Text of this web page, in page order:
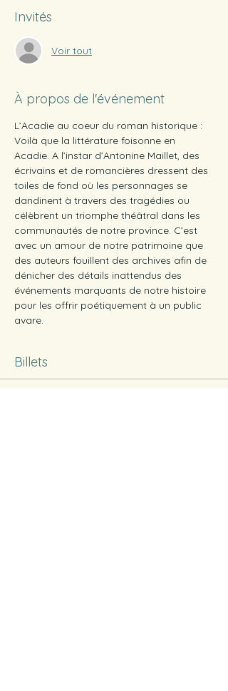
Invités
Voir tout
À propos de l'événement
L’Acadie au coeur du roman historique :
Voilà que la littérature foisonne en
Acadie. A l’instar d’Antonine Maillet, des
écrivains et de romancières dressent des
toiles de fond où les personnages se
dandinent à travers des tragédies ou
célèbrent un triomphe théâtral dans les
communautés de notre province. C’est
avec un amour de notre patrimoine que
des auteurs fouillent des archives afin de
dénicher des détails inattendus des
événements marquants de notre histoire
pour les offrir poétiquement à un public
avare.
Billets